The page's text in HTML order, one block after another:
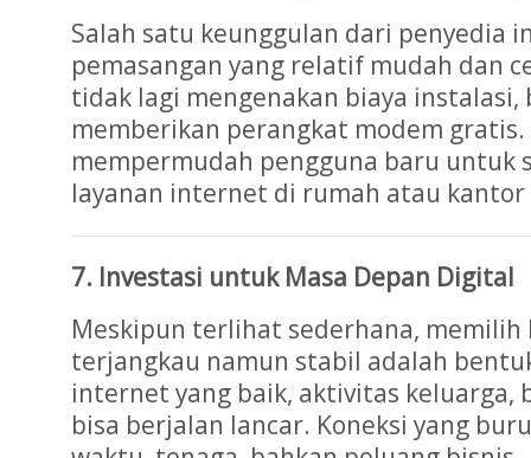
Salah satu keunggulan dari penyedia
pemasangan yang relatif mudah dan
tidak lagi mengenakan biaya instalasi,
memberikan perangkat modem
mempermudah pengguna baru untuk
layanan internet di rumah atau kantor
7. Investasi untuk Masa Depan Digital
Meskipun terlihat sederhana,
terjangkau namun stabil adalah
internet yang baik, aktivitas keluarga,
bisa berjalan lancar. Koneksi yang